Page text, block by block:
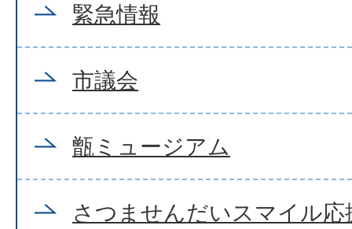
緊急情報
市議会
甑ミュージアム
さつませんだいスマイル応